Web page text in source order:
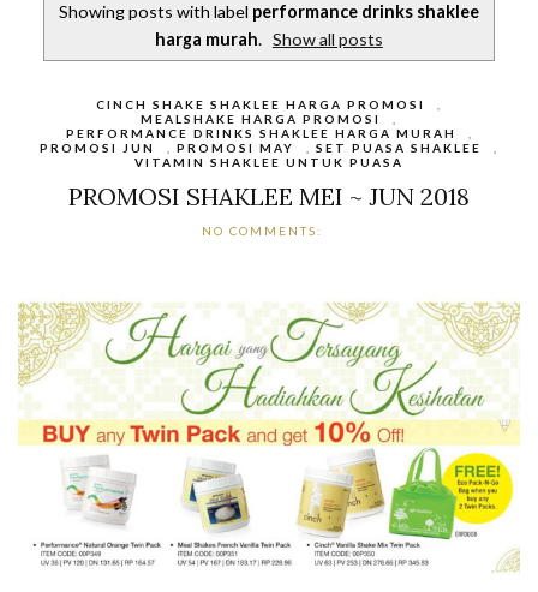
Showing posts with label performance drinks shaklee
harga murah. Show all posts
CINCH SHAKE SHAKLEE HARGA PROMOSI
MEALSHAKE HARGA PROMOSI
PERFORMANCE DRINKS SHAKLEE HARGA MURAH
PROMOSI JUN
PROMOSI MAY SET PUASA SHAKLEE
VITAMIN SHAKLEE UNTUK PUASA
PROMOSI SHAKLEE MEI ~ JUN 2018
NO COMMENTS: